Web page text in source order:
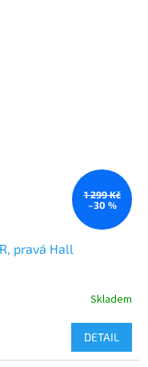
1 299 Kč
–30 %
pravá Hall
Skladem
DETAIL